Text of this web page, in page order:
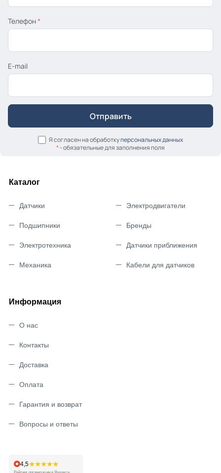
Телефон*
E-mail
Я согласен на обработкуперсональных данных
*- обязательные для заполнения поля
Каталог
Датчики
Подшипники
Электротехника
Механика
Электродвигатели
Бренды
Датчики приближения
Кабели для датчиков
Информация
О нас
Контакты
Доставка
Оплата
Гарантия и возврат
Вопросы и ответы
4,5★★★★★
Рейтинг организации в Яндексе